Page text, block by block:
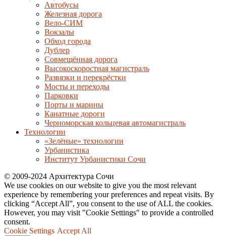
Автобусы
Железная дорога
Вело-СИМ
Вокзалы
Обход города
Дублер
Совмещённая дорога
Высокоскоростная магистраль
Развязки и перекрёстки
Мосты и переходы
Парковки
Порты и марины
Канатные дороги
Черноморская кольцевая автомагистраль
Технологии
«Зелёные» технологии
Урбанистика
Институт Урбанистики Сочи
© 2009-2024 Архитектура Сочи
We use cookies on our website to give you the most relevant
experience by remembering your preferences and repeat visits. By
clicking “Accept All”, you consent to the use of ALL the cookies.
However, you may visit "Cookie Settings" to provide a controlled
consent.
Cookie Settings Accept All